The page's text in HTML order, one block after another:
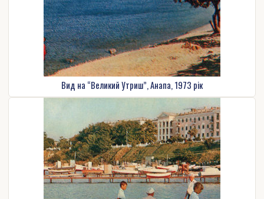
Вид на “Великий Утриш”, Анапа, 1973 рік